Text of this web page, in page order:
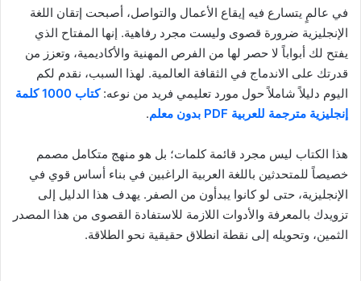
في عالمٍ يتسارع فيه إيقاع الأعمال والتواصل، أصبحت إتقان اللغة
الإنجليزية ضرورة قصوى وليست مجرد رفاهية. إنها المفتاح الذي
يفتح لك أبواباً لا حصر لها من الفرص المهنية والأكاديمية، وتعزز من
قدرتك على الاندماج في الثقافة العالمية. لهذا السبب، نقدم لكم
اليوم دليلاً شاملاً حول مورد تعليمي فريد من نوعه:
كتاب 1000 كلمة
إنجليزية مترجمة للعربية PDF بدون معلم
.
هذا الكتاب ليس مجرد قائمة كلمات؛ بل هو منهج متكامل مصمم
خصيصاً للمتحدثين باللغة العربية الراغبين في بناء أساس قوي في
الإنجليزية، حتى لو كانوا يبدأون من الصفر. يهدف هذا الدليل إلى
تزويدك بالمعرفة والأدوات اللازمة للاستفادة القصوى من هذا المصدر
الثمين، وتحويله إلى نقطة انطلاق حقيقية نحو الطلاقة.